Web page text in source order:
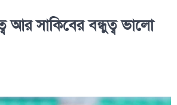
আর সাকিবের বন্ধুত্ব ভালো